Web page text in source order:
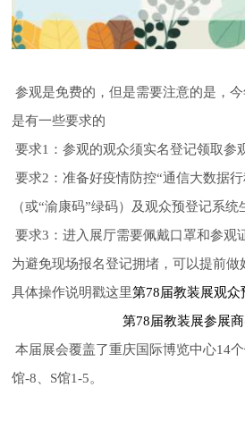
参观是免费的，但是需要注意的是，
是有一些要求的
要求1：参观的观众须实名登记领取参
要求2：准备好疫情防控“通信大数据
（或“渝康码”绿码）及观众预登记系统
要求3：进入展厅需要佩戴口罩和参观
为避免现场报名登记拥堵，可以提前做
具体操作说明戳这里第78届教装展观众
第78届教装展参展
本届展会覆盖了重庆国际博览中心14
馆-8、S馆1-5。